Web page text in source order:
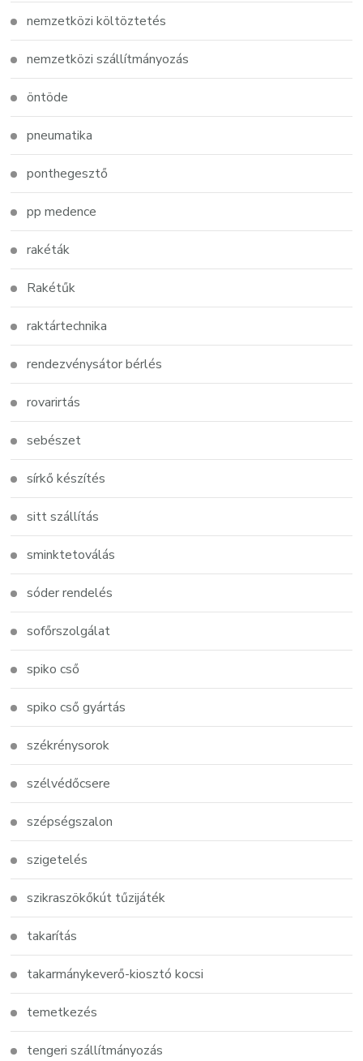
nemzetközi költöztetés
nemzetközi szállítmányozás
öntöde
pneumatika
ponthegesztő
pp medence
rakéták
Rakétűk
raktártechnika
rendezvénysátor bérlés
rovarirtás
sebészet
sírkő készítés
sitt szállítás
sminktetoválás
sóder rendelés
sofőrszolgálat
spiko cső
spiko cső gyártás
székrénysorok
szélvédőcsere
szépségszalon
szigetelés
szikraszökőkút tűzijáték
takarítás
takarmánykeverő-kiosztó kocsi
temetkezés
tengeri szállítmányozás